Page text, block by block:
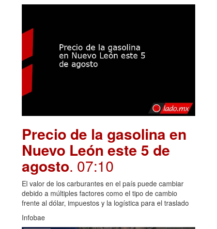
Precio de la gasolina en
Nuevo León este 5 de
agosto. 07:10
El valor de los carburantes en el país puede cambiar
debido a múltiples factores como el tipo de cambio
frente al dólar, impuestos y la logística para el traslado
Infobae